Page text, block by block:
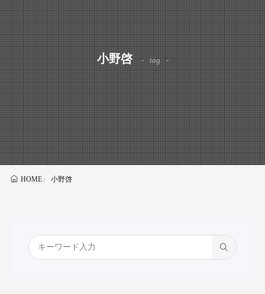
小野啓 tag
HOME 小野啓